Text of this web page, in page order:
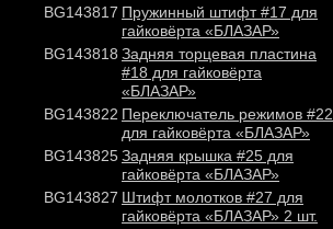
BG143817 Пружинный штифт #17 для
гайковёрта «БЛАЗАР»
BG143818 Задняя торцевая пластина
#18 для гайковёрта
«БЛАЗАР»
BG143822 Переключатель режимов #22
для гайковёрта «БЛАЗАР»
BG143825Задняя крышка #25 для
гайковёрта «БЛАЗАР»
BG143827 Штифт молотков #27 для
гайковёрта «БЛАЗАР» 2 шт.